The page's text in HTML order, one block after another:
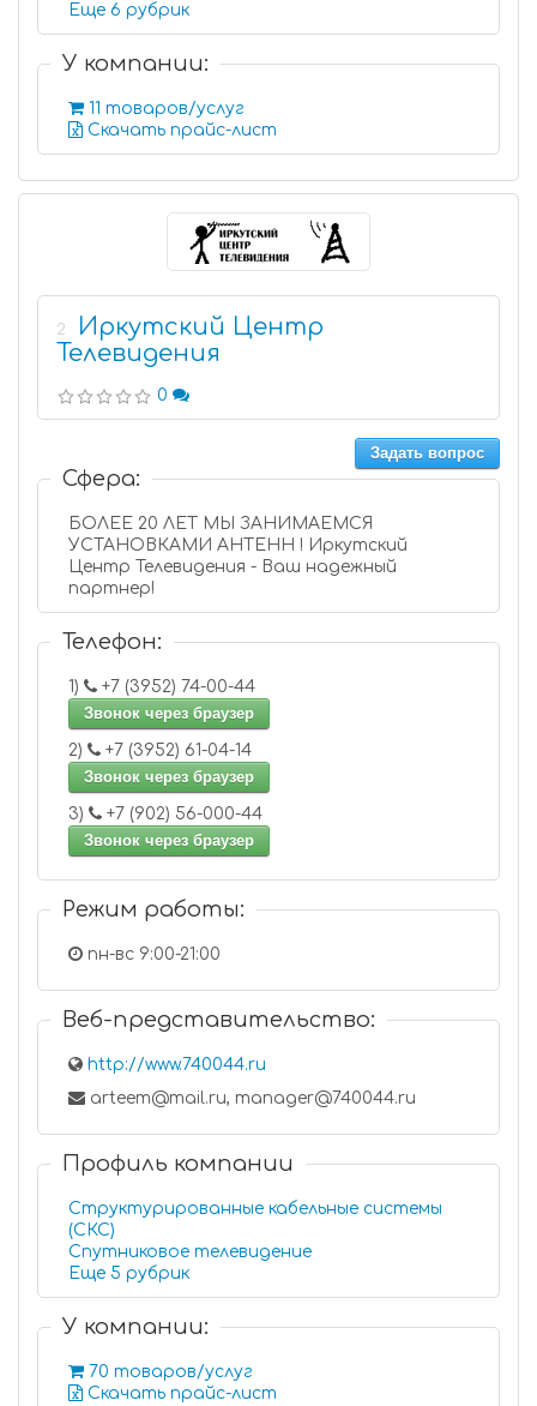
Еще 6 рубрик
У компании:
11 товаров/услуг
Скачать прайс-лист
2
Иркутский Центр
Телевидения
0
Задать вопрос
Сфера:
БОЛЕЕ 20 ЛЕТ МЫ ЗАНИМАЕМСЯ
УСТАНОВКАМИ АНТЕНН ! Иркутский
Центр Телевидения - Ваш надежный
партнер!
Телефон:
1)
+7 (3952) 74-00-44
Звонок через браузер
2)
+7 (3952) 61-04-14
Звонок через браузер
3)
+7 (902) 56-000-44
Звонок через браузер
Режим работы:
пн-вс 9:00-21:00
Веб-представительство:
http://www.740044.ru
arteem@mail.ru, manager@740044.ru
Профиль компании
Структурированные кабельные системы
(СКС)
Спутниковое телевидение
Еще 5 рубрик
У компании:
70 товаров/услуг
Скачать прайс-лист